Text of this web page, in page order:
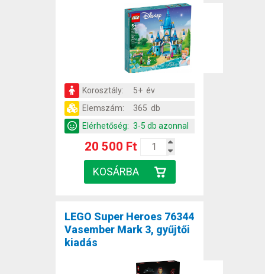
Korosztály:
5+ év
Elemszám:
365 db
Elérhetőség: 3-5 db azonnal
20 500 Ft
LEGO Super Heroes 76344
Vasember Mark 3, gyűjtői
kiadás